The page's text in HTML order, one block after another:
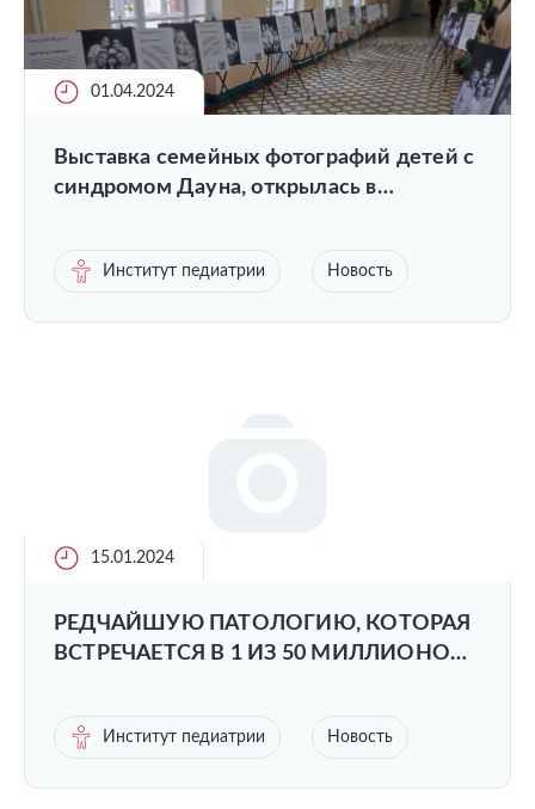
01.04.2024
Выставка семейных фотографий детей с
синдромом Дауна, открылась в
Институт педиатрии Новость
15.01.2024
РЕДЧАЙШУЮ ПАТОЛОГИЮ, КОТОРАЯ
ВСТРЕЧАЕТСЯ В 1 ИЗ 50 МИЛЛИОНОВ
Институт педиатрии Новость